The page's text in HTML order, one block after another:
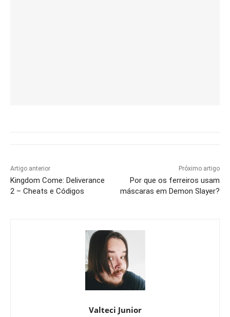
Artigo anterior
Kingdom Come: Deliverance
2 – Cheats e Códigos
Próximo artigo
Por que os ferreiros usam
máscaras em Demon Slayer?
Valteci Junior